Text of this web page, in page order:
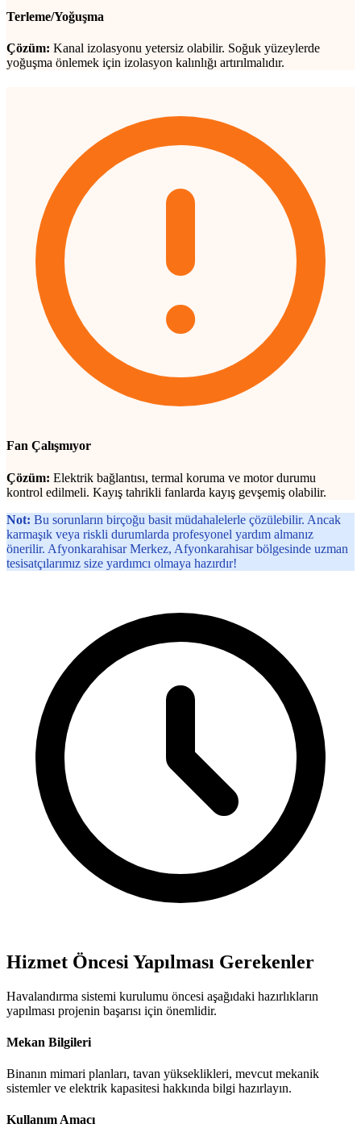
Terleme/Yoğuşma
Çözüm: Kanal izolasyonu yetersiz olabilir. Soğuk yüzeylerde
yoğuşma önlemek için izolasyon kalınlığı artırılmalıdır.
Fan Çalışmıyor
Çözüm: Elektrik bağlantısı, termal koruma ve motor durumu
kontrol edilmeli. Kayış tahrikli fanlarda kayış gevşemiş olabilir.
Not: Bu sorunların birçoğu basit müdahalelerle çözülebilir. Ancak
karmaşık veya riskli durumlarda profesyonel yardım almanız
önerilir. Afyonkarahisar Merkez, Afyonkarahisar bölgesinde uzman
tesisatçılarımız size yardımcı olmaya hazırdır!
Hizmet Öncesi Yapılması Gerekenler
Havalandırma sistemi kurulumu öncesi aşağıdaki hazırlıkların
yapılması projenin başarısı için önemlidir.
Mekan Bilgileri
Binanın mimari planları, tavan yükseklikleri, mevcut mekanik
sistemler ve elektrik kapasitesi hakkında bilgi hazırlayın.
Kullanım Amacı